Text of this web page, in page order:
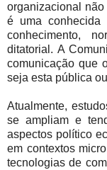
organizacional
é uma
conhecimento,
ditatorial. A
comunicação que
seja esta pública
Atualmente,
se ampliam e
aspectos político
em contextos
tecnologias de